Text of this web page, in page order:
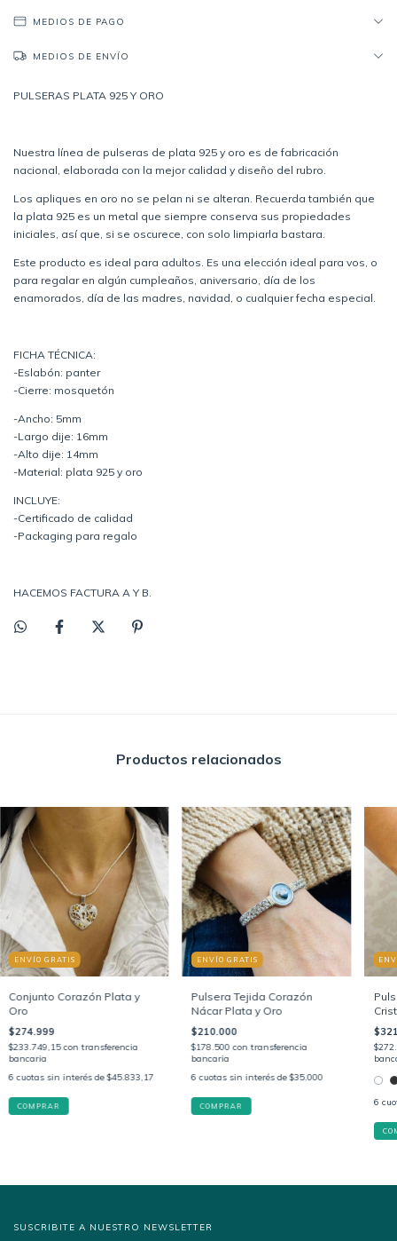
MEDIOS DE PAGO
MEDIOS DE ENVÍO
PULSERAS PLATA 925 Y ORO
Nuestra línea de pulseras de plata 925 y oro es de fabricación
nacional, elaborada con la mejor calidad y diseño del rubro.
Los apliques en oro no se pelan ni se alteran. Recuerda también que
la plata 925 es un metal que siempre conserva sus propiedades
iniciales, así que, si se oscurece, con solo limpiarla bastara.
Este producto es ideal para adultos. Es una elección ideal para vos, o
para regalar en algún cumpleaños, aniversario, día de los
enamorados, día de las madres, navidad, o cualquier fecha especial.
FICHA TÉCNICA:
-Eslabón: panter
-Cierre: mosquetón
-Ancho: 5mm
-Largo dije: 16mm
-Alto dije: 14mm
-Material: plata 925 y oro
INCLUYE:
-Certificado de calidad
-Packaging para regalo
HACEMOS FACTURA A Y B.
Productos relacionados
ENVÍO GRATIS
Conjunto Corazón Plata y
Oro
$274.999
$233.749,15con transferencia
bancaria
6 cuotas sin interés de$45.833,17
COMPRAR
ENVÍO GRATIS
Pulsera Tejida Corazón
Nácar Plata y Oro
$210.000
$178.500con transferencia
bancaria
6 cuotas sin interés de$35.000
COMPRAR 6
SUSCRIBITE A NUESTRO NEWSLETTER